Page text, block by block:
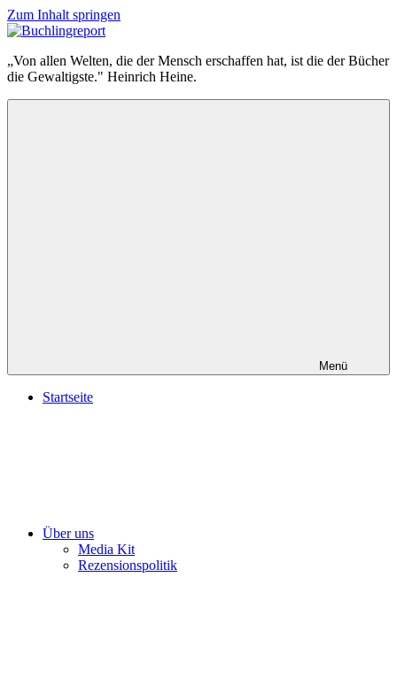
Zum Inhalt springen
Buchlingreport
„Von allen Welten, die der Mensch erschaffen hat, ist die der Bücher
die Gewaltigste." Heinrich Heine.
Menü
Startseite
Über uns
Media Kit
Rezensionspolitik